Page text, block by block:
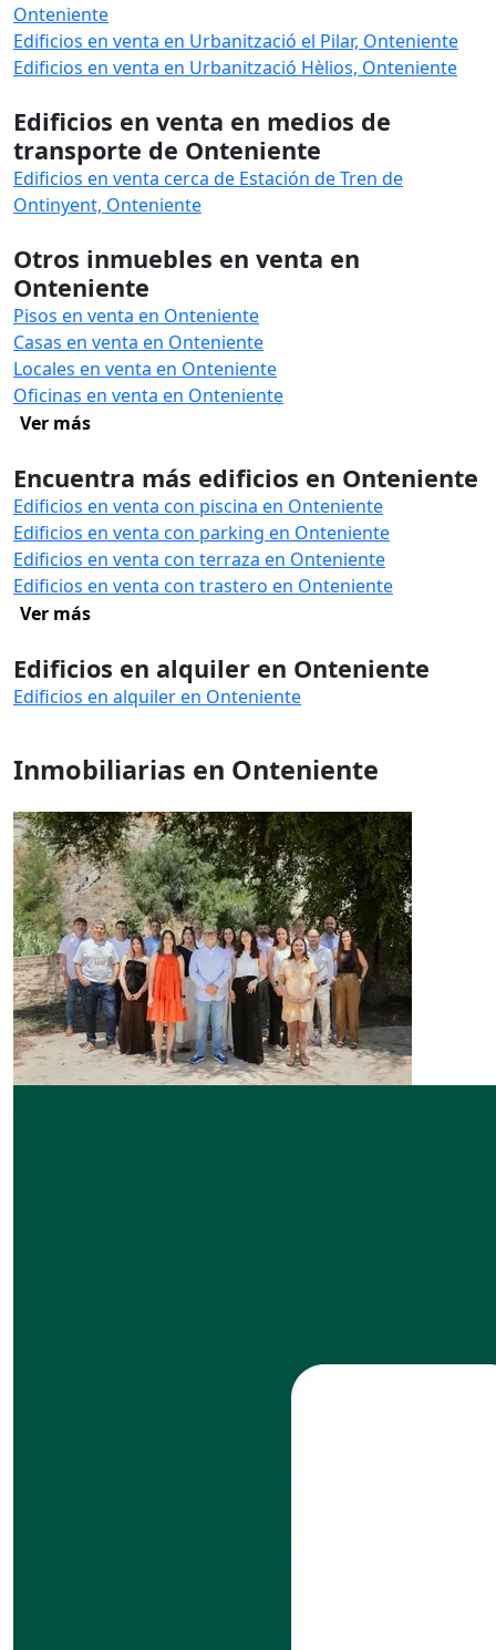
Onteniente
Edificios en venta en Urbanització el Pilar, Onteniente
Edificios en venta en Urbanització Hèlios, Onteniente
Edificios en venta en medios de
transporte de Onteniente
Edificios en venta cerca de Estación de Tren de
Ontinyent, Onteniente
Otros inmuebles en venta en
Onteniente
Pisos en venta en Onteniente
Casas en venta en Onteniente
Locales en venta en Onteniente
Oficinas en venta en Onteniente
Ver más
Encuentra más edificios en Onteniente
Edificios en venta con piscina en Onteniente
Edificios en venta con parking en Onteniente
Edificios en venta con terraza en Onteniente
Edificios en venta con trastero en Onteniente
Ver más
Edificios en alquiler en Onteniente
Edificios en alquiler en Onteniente
Inmobiliarias en Onteniente